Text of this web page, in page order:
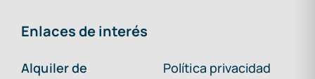
Enlaces de interés
Alquiler de
Política privacidad